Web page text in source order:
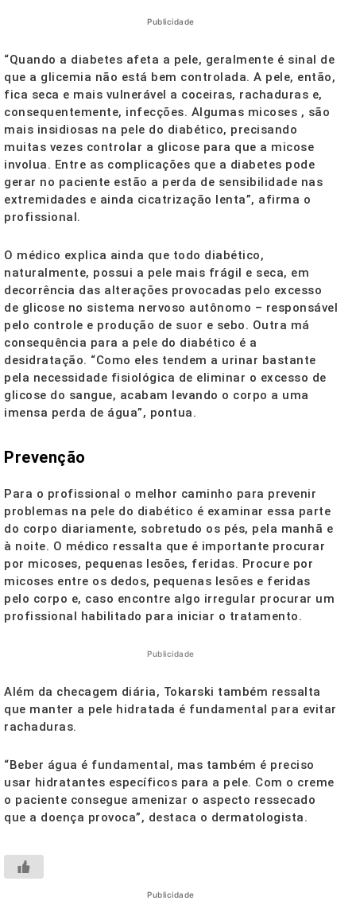
Publicidade
“Quando a diabetes afeta a pele, geralmente é sinal de
que a glicemia não está bem controlada. A pele, então,
fica seca e mais vulnerável a coceiras, rachaduras e,
consequentemente, infecções. Algumas micoses , são
mais insidiosas na pele do diabético, precisando
muitas vezes controlar a glicose para que a micose
involua. Entre as complicações que a diabetes pode
gerar no paciente estão a perda de sensibilidade nas
extremidades e ainda cicatrização lenta”, afirma o
profissional.
O médico explica ainda que todo diabético,
naturalmente, possui a pele mais frágil e seca, em
decorrência das alterações provocadas pelo excesso
de glicose no sistema nervoso autônomo – responsável
pelo controle e produção de suor e sebo. Outra má
consequência para a pele do diabético é a
desidratação. “Como eles tendem a urinar bastante
pela necessidade fisiológica de eliminar o excesso de
glicose do sangue, acabam levando o corpo a uma
imensa perda de água”, pontua.
Prevenção
Para o profissional o melhor caminho para prevenir
problemas na pele do diabético é examinar essa parte
do corpo diariamente, sobretudo os pés, pela manhã e
à noite. O médico ressalta que é importante procurar
por micoses, pequenas lesões, feridas. Procure por
micoses entre os dedos, pequenas lesões e feridas
pelo corpo e, caso encontre algo irregular procurar um
profissional habilitado para iniciar o tratamento.
Publicidade
Além da checagem diária, Tokarski também ressalta
que manter a pele hidratada é fundamental para evitar
rachaduras.
“Beber água é fundamental, mas também é preciso
usar hidratantes específicos para a pele. Com o creme
o paciente consegue amenizar o aspecto ressecado
que a doença provoca”, destaca o dermatologista.
Publicidade